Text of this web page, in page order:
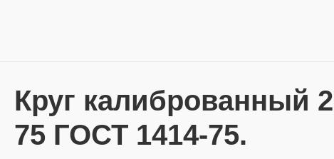
Круг калиброванный
75 ГОСТ 1414-75.